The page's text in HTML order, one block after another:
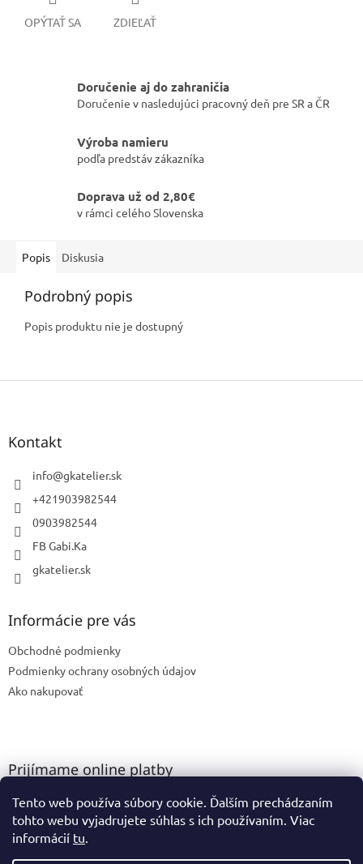
Tento web používa súbory cookie. Ďalším prechádzaním
tohto webu vyjadrujete súhlas s ich používaním. Viac
informácií tu.
OPÝTAŤ SA ZDIEĽAŤ
Doručenie aj do zahraničia
Doručenie v nasledujúci pracovný deň pre SR a ČR
Výroba namieru
podľa predstáv zákazníka
Doprava už od 2,80€
v rámci celého Slovenska
Popis Diskusia
Podrobný popis
Popis produktu nie je dostupný
Z
Kontakt
info@gkatelier.sk
+421903982544
0903982544
FB Gabi.Ka
gkatelier.sk
Informácie pre vás
Obchodné podmienky
Podmienky ochrany osobných údajov
Ako nakupovať
Prijímame online platby